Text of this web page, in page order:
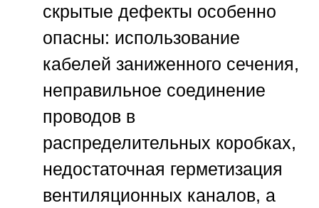
скрытые дефекты особенно
опасны: использование
кабелей заниженного сечения,
неправильное соединение
проводов в
распределительных коробках,
недостаточная герметизация
вентиляционных каналов, а